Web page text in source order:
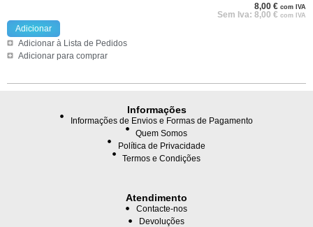
8,00 € com IVA
Sem Iva: 8,00 € com IVA
Adicionar
Adicionar à Lista de Pedidos
Adicionar para comprar
Informações
Informações de Envios e Formas de Pagamento
Quem Somos
Política de Privacidade
Termos e Condições
Atendimento
Contacte-nos
Devoluções